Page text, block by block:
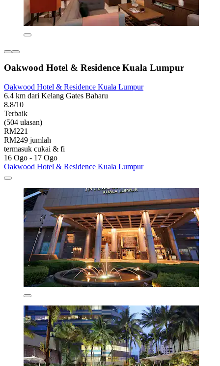
Oakwood Hotel & Residence Kuala Lumpur
Oakwood Hotel & Residence Kuala Lumpur
6.4 km dari Kelang Gates Baharu
8.8/10
Terbaik
(504 ulasan)
RM221
RM249 jumlah
termasuk cukai & fi
16 Ogo - 17 Ogo
Oakwood Hotel & Residence Kuala Lumpur